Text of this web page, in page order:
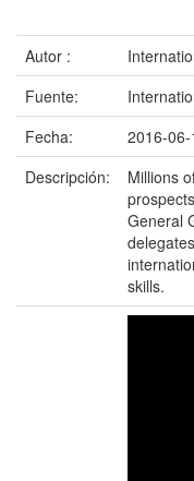
Autor :
Fuente:
Fecha:
2016-
Descripción:
Millions
General
skills.